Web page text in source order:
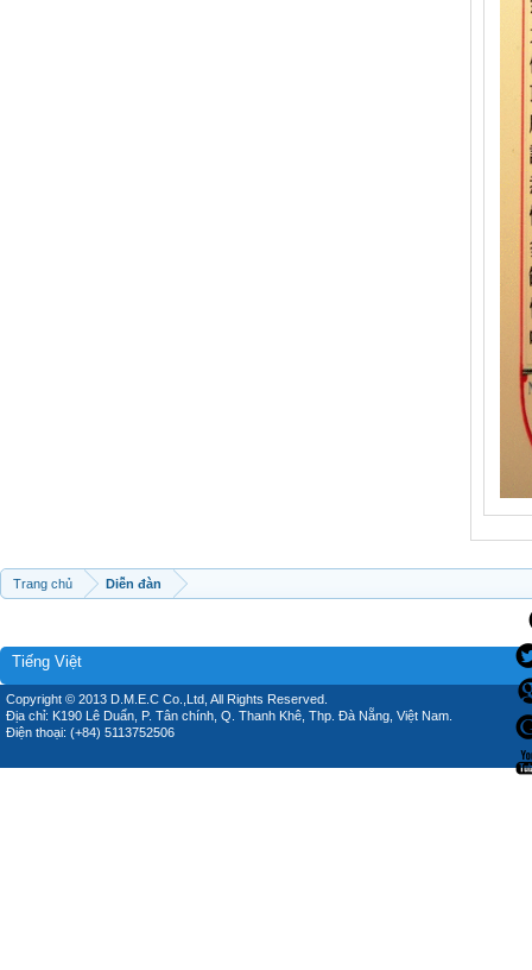
Trang chủ Diễn đàn
Tiếng Việt
Copyright © 2013 D.M.E.C Co.,Ltd, All Rights Reserved.
Địa chỉ: K190 Lê Duẩn, P. Tân chính, Q. Thanh Khê, Thp. Đà Nẵng, Việt Nam.
Điện thoại: (+84) 5113752506